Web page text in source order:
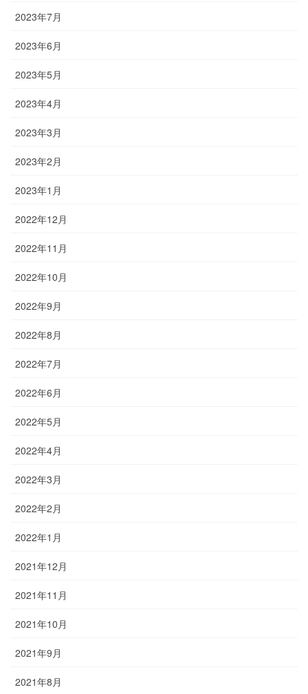
2023年7月
2023年6月
2023年5月
2023年4月
2023年3月
2023年2月
2023年1月
2022年12月
2022年11月
2022年10月
2022年9月
2022年8月
2022年7月
2022年6月
2022年5月
2022年4月
2022年3月
2022年2月
2022年1月
2021年12月
2021年11月
2021年10月
2021年9月
2021年8月